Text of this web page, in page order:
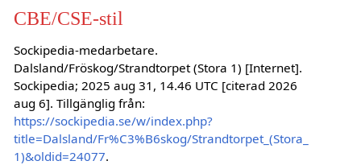
CBE/CSE-stil
Sockipedia-medarbetare.
Dalsland/Fröskog/Strandtorpet (Stora 1) [Internet].
Sockipedia; 2025 aug 31, 14.46 UTC [citerad 2026
aug 6]. Tillgänglig från:
https://sockipedia.se/w/index.php?
title=Dalsland/Fr%C3%B6skog/Strandtorpet_(Stora_
1)&oldid=24077.